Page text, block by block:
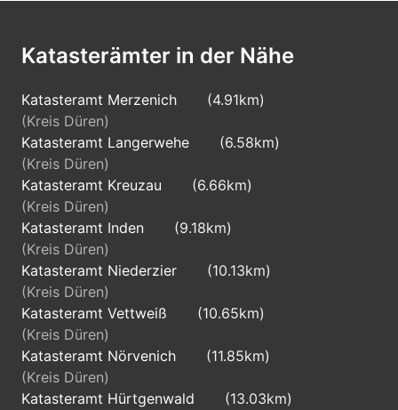
Katasterämter in der Nähe
Katasteramt Merzenich
(4.91km)
(Kreis Düren)
Katasteramt Langerwehe
(6.58km)
(Kreis Düren)
Katasteramt Kreuzau
(6.66km)
(Kreis Düren)
Katasteramt Inden
(9.18km)
(Kreis Düren)
Katasteramt Niederzier
(10.13km)
(Kreis Düren)
Katasteramt Vettweiß
(10.65km)
(Kreis Düren)
Katasteramt Nörvenich
(11.85km)
(Kreis Düren)
Katasteramt Hürtgenwald
(13.03km)